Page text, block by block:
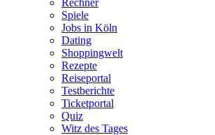
Rechner
Spiele
Jobs in Köln
Dating
Shoppingwelt
Rezepte
Reiseportal
Testberichte
Ticketportal
Quiz
Witz des Tages